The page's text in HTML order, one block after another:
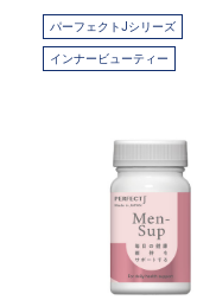
パーフェクトJシリーズ
インナービューティー